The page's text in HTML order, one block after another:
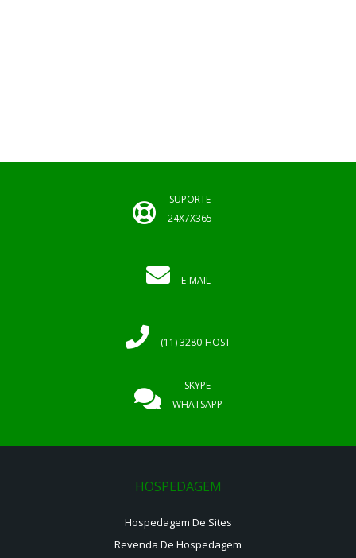
SUPORTE
24X7X365
E-MAIL
(11) 3280-HOST
SKYPE
WHATSAPP
HOSPEDAGEM
Hospedagem De Sites
Revenda De Hospedagem